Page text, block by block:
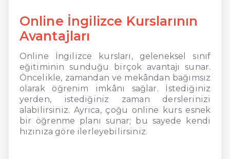
Online İngilizce Kurslarının
Avantajları
Online İngilizce kursları, geleneksel sınıf
eğitiminin sunduğu birçok avantajı sunar.
Öncelikle, zamandan ve mekândan bağımsız
olarak öğrenim imkânı sağlar. İstediğiniz
yerden, istediğiniz zaman derslerinizi
alabilirsiniz. Ayrıca, çoğu online kurs esnek
bir öğrenme planı sunar; bu sayede kendi
hızınıza göre ilerleyebilirsiniz.